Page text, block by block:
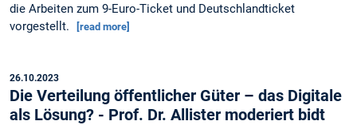
die Arbeiten zum 9-Euro-Ticket und Deutschlandticket
vorgestellt.
[read more]
26.10.2023
Die Verteilung öffentlicher Güter – das Digitale
als Lösung? - Prof. Dr. Allister moderiert bidt